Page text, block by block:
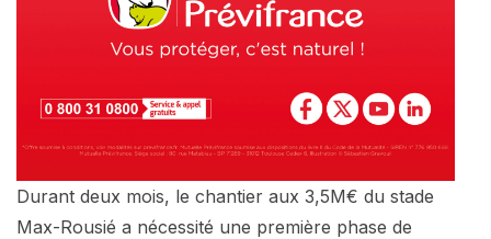
Durant deux mois, le chantier aux 3,5M€ du stade
Max-Rousié a nécessité une première phase de